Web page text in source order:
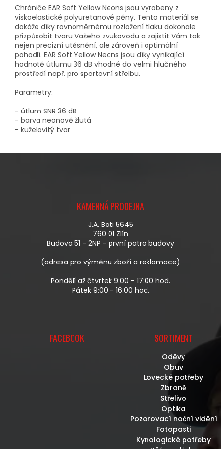
Chrániče EAR Soft Yellow Neons jsou vyrobeny z
viskoelastické polyuretanové pěny. Tento materiál se
dokáže díky rovnoměrnému rozložení tlaku dokonale
přizpůsobit tvaru Vašeho zvukovodu a zajistit Vám tak
nejen precizní utěsnění, ale zároveň i optimální
pohodlí. EAR Soft Yellow Neons jsou díky vynikající
hodnotě útlumu 36 dB vhodné do velmi hlučného
prostředí např. pro sportovní střelbu.
Parametry:
- útlum SNR 36 dB
- barva neonově žlutá
- kuželovitý tvar
KAMENNÁ PRODEJNA
J.A. Bati 5645
760 01 Zlín
Budova 51 - 2NP - první patro budovy
(adresa pro výměnu zboží a reklamace)
Pondělí až čtvrtek 9:00 - 17:00 hod.
Pátek 9:00 - 16:00 hod.
FACEBOOK SORTIMENT
Oděvy
Obuv
Lovecké potřeby
Zbraně
Střelivo
Optika
Pozorovací noční vidění
Fotopasti
Kynologické potřeby